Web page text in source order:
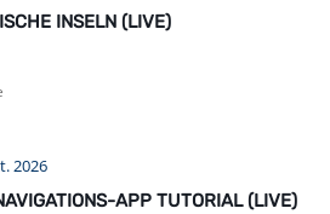
INSELN (LIVE)
2026
APP TUTORIAL (LIVE)